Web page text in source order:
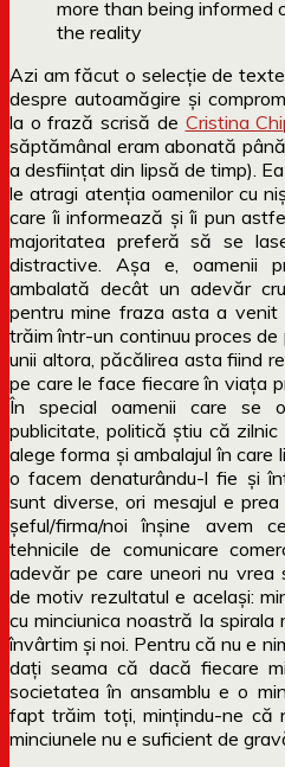
more than being informed
the reality
Azi am făcut o selecție de
despre autoamăgire și
la o frază scrisă de Cristina
săptămânal eram abonată
a desființat din lipsă de timp).
le atragi atenția oamenilor cu
care îi informează și îi pun
majoritatea preferă să se
distractive. Așa e, oamenii
ambalată decât un adevăr
pentru mine fraza asta a
trăim într-un continuu proces
unii altora, păcălirea asta fiind
pe care le face fiecare în viața
În special oamenii care se
publicitate, politică știu că
alege forma și ambalajul în care
o facem denaturându-l fie și
sunt diverse, ori mesajul e
șeful/firma/noi înșine avem
tehnicile de comunicare
adevăr pe care uneori nu
de motiv rezultatul e același:
cu minciunica noastră la spirala
învârtim și noi. Pentru că nu e
dați seama că dacă fiecare
societatea în ansamblu e o
fapt trăim toți, mințindu-ne că
minciunele nu e suficient de